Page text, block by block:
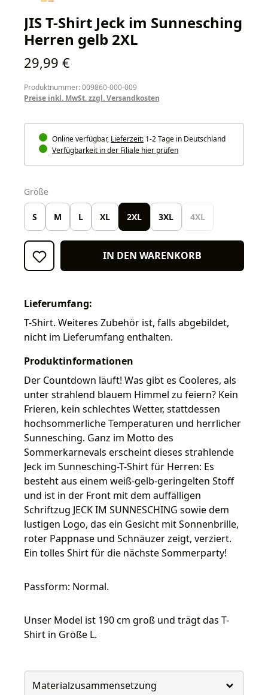
JIS T-Shirt Jeck im Sunnesching
Herren gelb 2XL
Regulärer Preis:
29,99 €
Produktnummer: 009860-000-009
Preise inkl. MwSt. zzgl. Versandkosten
Online verfügbar, Lieferzeit: 1-2 Tage in Deutschland
Verfügbarkeit in der Filiale hier prüfen
Größe
S M L XL 2XL 3XL 4XL
IN DEN WARENKORB
Lieferumfang:
T-Shirt. Weiteres Zubehör ist, falls abgebildet,
nicht im Lieferumfang enthalten.
Produktinformationen
Der Countdown läuft! Was gibt es Cooleres, als
unter strahlend blauem Himmel zu feiern? Kein
Frieren, kein schlechtes Wetter, stattdessen
hochsommerliche Temperaturen und herrlicher
Sunnesching. Ganz im Motto des
Sommerkarnevals erscheint dieses strahlende
Jeck im Sunnesching-T-Shirt für Herren: Es
besteht aus einem weiß-gelb-geringelten Stoff
und ist in der Front mit dem auffälligen
Schriftzug JECK IM SUNNESCHING sowie dem
lustigen Logo, das ein Gesicht mit Sonnenbrille,
roter Pappnase und Schnäuzer zeigt, verziert.
Ein tolles Shirt für die nächste Sommerparty!
Passform: Normal.
Unser Model ist 190 cm groß und trägt das T-
Shirt in Größe L.
Materialzusammensetzung